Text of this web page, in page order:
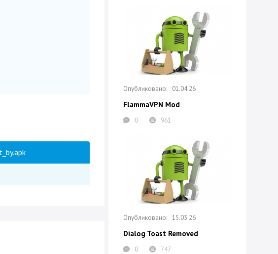
01.04.26
FlammaVPN Mod
0 961
15.03.26
Dialog Toast Removed
0 747